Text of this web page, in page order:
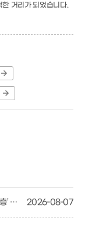
한 거리가 되었습니다.
대신네트웍스춘천㈜ ‘저소득 취약계층’ 양곡 전달 2026-08-07